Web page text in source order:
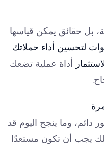
بل حقائق يمكن قياسها
لتحسين أداء حملاتك
أداة عملية تضعك
وما ينجح اليوم قد
يجب أن تكون مستعدًا